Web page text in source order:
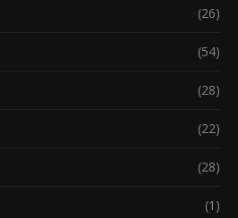
(26)
(54)
(28)
(22)
(28)
(1)